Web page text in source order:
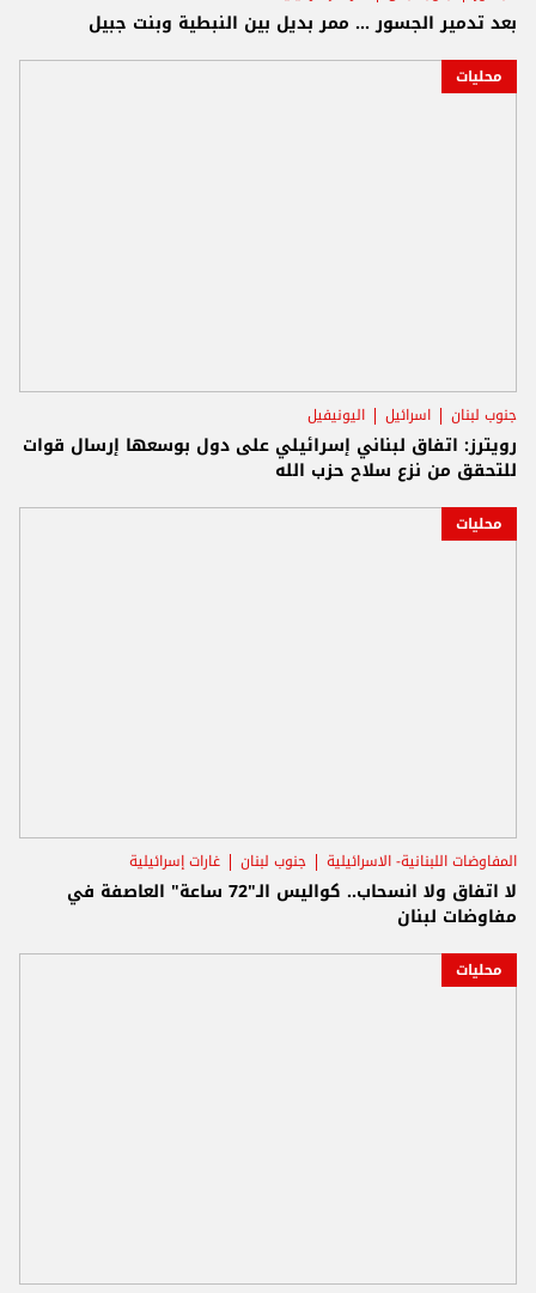
بعد تدمير الجسور ... ممر بديل بين النبطية وبنت جبيل
محليات
جنوب لبنان اسرائيل اليونيفيل
رويترز: اتفاق لبناني إسرائيلي على دول بوسعها إرسال قوات
للتحقق من نزع سلاح حزب الله
محليات
المفاوضات اللبنانية- الاسرائيلية جنوب لبنان غارات إسرائيلية
لا اتفاق ولا انسحاب.. كواليس الـ"72 ساعة" العاصفة في
مفاوضات لبنان
محليات